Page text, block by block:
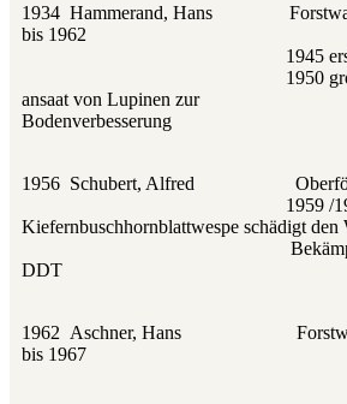
1934 Hammerand, Hans Forstwart
bis 1962
1945 erste
1950 großflächige
ansaat von
Bodenverbesserung
1956 Schubert, Alfred
1959 /1960
Kiefernbuschhornblattwespe schädigt den
Bekämpfung aus
DDT
1962 Aschner, Hans Forstwart
bis 1967